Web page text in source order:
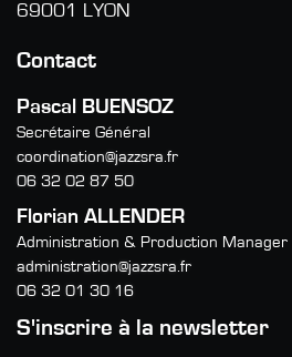
69001 LYON
Contact
Pascal BUENSOZ
Secrétaire Général
coordination@jazzsra.fr
06 32 02 87 50
Florian ALLENDER
Administration & Production Manager
administration@jazzsra.fr
06 32 01 30 16
S'inscrire à la newsletter